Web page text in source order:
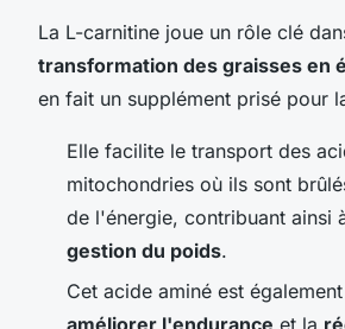
La L-carnitine joue un rôle clé
transformation des graisses en
en fait un supplément prisé pour
Elle facilite le transport des
mitochondries où ils sont
de l'énergie, contribuant ainsi
gestion du poids.
Cet acide aminé est